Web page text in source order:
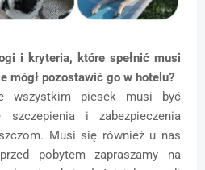
i kryteria, które spełnić musi
mógł pozostawić go w hotelu?
wszystkim piesek musi być
szczepienia i zabezpieczenia
Musi się również u nas
pobytem zapraszamy na